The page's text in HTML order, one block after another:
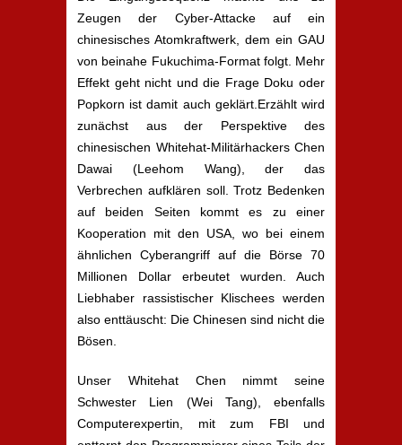
Zeugen der Cyber-Attacke auf ein
chinesisches Atomkraftwerk, dem ein GAU
von beinahe Fukuchima-Format folgt. Mehr
Effekt geht nicht und die Frage Doku oder
Popkorn ist damit auch geklärt.Erzählt wird
zunächst aus der Perspektive des
chinesischen Whitehat-Militärhackers Chen
Dawai (Leehom Wang), der das
Verbrechen aufklären soll. Trotz Bedenken
auf beiden Seiten kommt es zu einer
Kooperation mit den USA, wo bei einem
ähnlichen Cyberangriff auf die Börse 70
Millionen Dollar erbeutet wurden. Auch
Liebhaber rassistischer Klischees werden
also enttäuscht: Die Chinesen sind nicht die
Bösen.
Unser Whitehat Chen nimmt seine
Schwester Lien (Wei Tang), ebenfalls
Computerexpertin, mit zum FBI und